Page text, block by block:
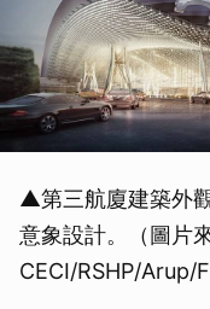
▲第三航廈建築外
意象設計。（圖片
CECI/RSHP/Arup/